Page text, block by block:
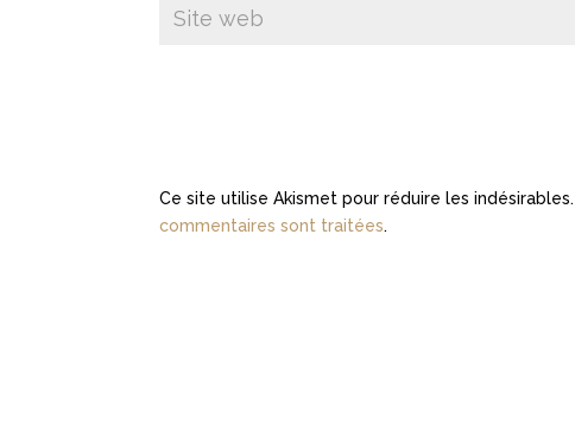
Ce site utilise Akismet pour réduire les indésirables.
commentaires sont traitées.